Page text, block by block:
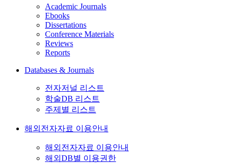
Academic Journals
Ebooks
Dissertations
Conference Materials
Reviews
Reports
Databases & Journals
전자저널 리스트
학술DB 리스트
주제별 리스트
해외전자자료 이용안내
해외전자자료 이용안내
해외DB별 이용권한